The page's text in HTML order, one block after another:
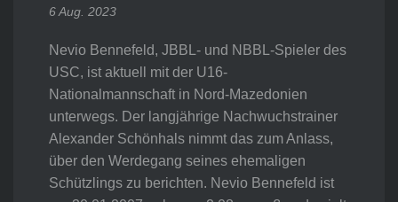
6 Aug. 2023
Nevio Bennefeld, JBBL- und NBBL-Spieler des
USC, ist aktuell mit der U16-
Nationalmannschaft in Nord-Mazedonien
unterwegs. Der langjährige Nachwuchstrainer
Alexander Schönhals nimmt das zum Anlass,
über den Werdegang seines ehemaligen
Schützlings zu berichten. Nevio Bennefeld ist